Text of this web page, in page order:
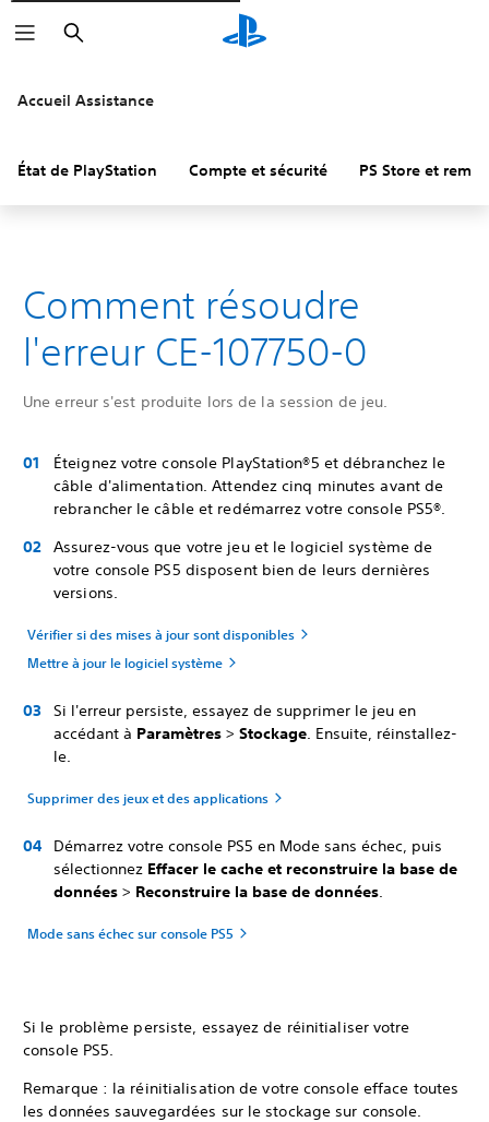
Rechercher
Accueil Assistance
État de PlayStation Compte et sécurité PS Store et
Comment résoudre
l'erreur CE-107750-0
Une erreur s'est produite lors de la session de jeu.
Éteignez votre console PlayStation®5 et débranchez le
câble d'alimentation. Attendez cinq minutes avant de
rebrancher le câble et redémarrez votre console PS5®.
Assurez-vous que votre jeu et le logiciel système de
votre console PS5 disposent bien de leurs dernières
versions.
Vérifier si des mises à jour sont disponibles
Mettre à jour le logiciel système
Si l'erreur persiste, essayez de supprimer le jeu en
accédant à Paramètres > Stockage. Ensuite, réinstallez-
le.
Supprimer des jeux et des applications
Démarrez votre console PS5 en Mode sans échec, puis
sélectionnez Effacer le cache et reconstruire la base de
données > Reconstruire la base de données.
Mode sans échec sur console PS5
Si le problème persiste, essayez de réinitialiser votre
console PS5.
Remarque : la réinitialisation de votre console efface toutes
les données sauvegardées sur le stockage sur console.